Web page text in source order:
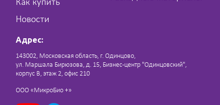
Как купить
Новости
Адрес:
143002, Московская область, г. Одинцово,
ул. Маршала Бирюзова, д. 15, Бизнес-центр "Одинцовский",
корпус В, этаж 2, офис 210
ООО «МикроБио +»